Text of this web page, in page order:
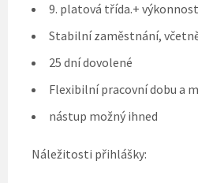
9. platová třída.+
Stabilní zaměstnání,
25 dní dovolené
Flexibilní pracovní dobu a
nástup možný ihned
Náležitosti přihlášky: